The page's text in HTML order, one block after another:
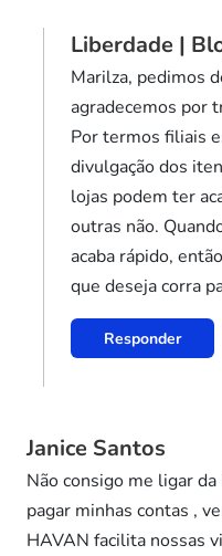
Liberdade |
Marilza, pedimos
agradecemos por
Por termos filiais
divulgação dos
lojas podem ter
outras não.
acaba rápido,
que deseja corra
Responder
Janice Santos
Não consigo me ligar
pagar minhas contas ,
HAVAN facilita nossas